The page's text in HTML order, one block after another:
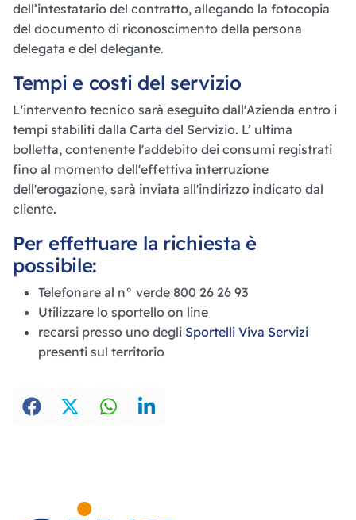
dell’intestatario del contratto, allegando la fotocopia
del documento di riconoscimento della persona
delegata e del delegante.
Tempi e costi del servizio
L'intervento tecnico sarà eseguito dall'Azienda entro i
tempi stabiliti dalla Carta del Servizio. L’ ultima
bolletta, contenente l'addebito dei consumi registrati
fino al momento dell'effettiva interruzione
dell'erogazione, sarà inviata all'indirizzo indicato dal
cliente.
Per effettuare la richiesta è
possibile:
Telefonare al n° verde 800 26 26 93
Utilizzare lo sportello on line
recarsi presso uno degli Sportelli Viva Servizi
presenti sul territorio